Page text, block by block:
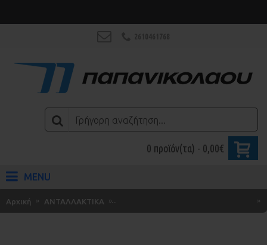
0 προϊόν(τα) - 0,00€
MENU
Αρχική ΑΝΤΑΛΛΑΚΤΙΚΑ